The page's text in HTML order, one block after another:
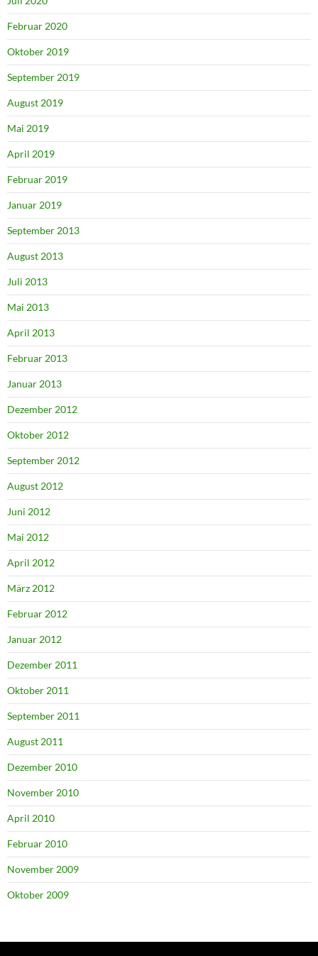
Februar 2020
Oktober 2019
September 2019
August 2019
Mai 2019
April 2019
Februar 2019
Januar 2019
September 2013
August 2013
Juli 2013
Mai 2013
April 2013
Februar 2013
Januar 2013
Dezember 2012
Oktober 2012
September 2012
August 2012
Juni 2012
Mai 2012
April 2012
März 2012
Februar 2012
Januar 2012
Dezember 2011
Oktober 2011
September 2011
August 2011
Dezember 2010
November 2010
April 2010
Februar 2010
November 2009
Oktober 2009